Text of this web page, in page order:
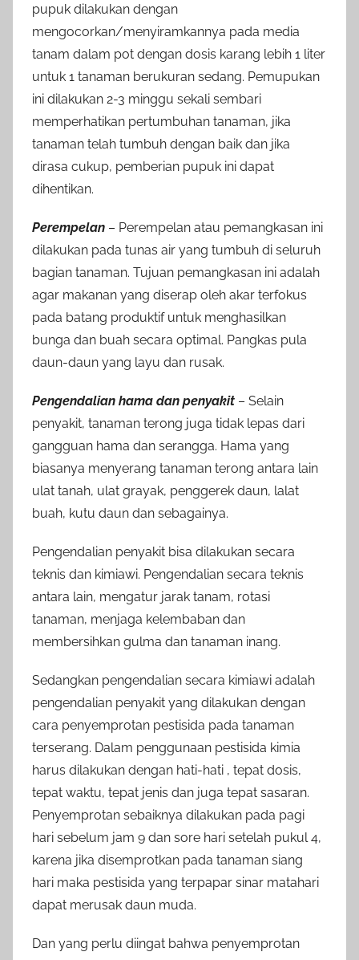
pupuk dilakukan dengan
mengocorkan/menyiramkannya pada media
tanam dalam pot dengan dosis karang lebih 1 liter
untuk 1 tanaman berukuran sedang. Pemupukan
ini dilakukan 2-3 minggu sekali sembari
memperhatikan pertumbuhan tanaman, jika
tanaman telah tumbuh dengan baik dan jika
dirasa cukup, pemberian pupuk ini dapat
dihentikan.
Perempelan – Perempelan atau pemangkasan ini
dilakukan pada tunas air yang tumbuh di seluruh
bagian tanaman. Tujuan pemangkasan ini adalah
agar makanan yang diserap oleh akar terfokus
pada batang produktif untuk menghasilkan
bunga dan buah secara optimal. Pangkas pula
daun-daun yang layu dan rusak.
Pengendalian hama dan penyakit – Selain
penyakit, tanaman terong juga tidak lepas dari
gangguan hama dan serangga. Hama yang
biasanya menyerang tanaman terong antara lain
ulat tanah, ulat grayak, penggerek daun, lalat
buah, kutu daun dan sebagainya.
Pengendalian penyakit bisa dilakukan secara
teknis dan kimiawi. Pengendalian secara teknis
antara lain, mengatur jarak tanam, rotasi
tanaman, menjaga kelembaban dan
membersihkan gulma dan tanaman inang.
Sedangkan pengendalian secara kimiawi adalah
pengendalian penyakit yang dilakukan dengan
cara penyemprotan pestisida pada tanaman
terserang. Dalam penggunaan pestisida kimia
harus dilakukan dengan hati-hati , tepat dosis,
tepat waktu, tepat jenis dan juga tepat sasaran.
Penyemprotan sebaiknya dilakukan pada pagi
hari sebelum jam 9 dan sore hari setelah pukul 4,
karena jika disemprotkan pada tanaman siang
hari maka pestisida yang terpapar sinar matahari
dapat merusak daun muda.
Dan yang perlu diingat bahwa penyemprotan